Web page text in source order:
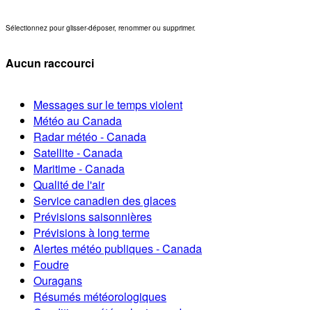
Sélectionnez pour glisser-déposer, renommer ou supprimer.
Aucun raccourci
Messages sur le temps violent
Météo au Canada
Radar météo - Canada
Satellite - Canada
Maritime - Canada
Qualité de l'air
Service canadien des glaces
Prévisions saisonnières
Prévisions à long terme
Alertes météo publiques - Canada
Foudre
Ouragans
Résumés météorologiques